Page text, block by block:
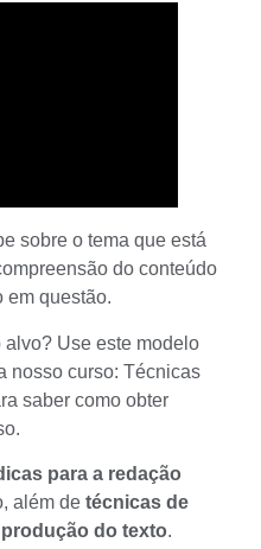
sobre o tema que está
do conteúdo
em questão.
Use este modelo
nosso curso: Técnicas
saber como obter
para a redação
além de técnicas de
produção do texto.